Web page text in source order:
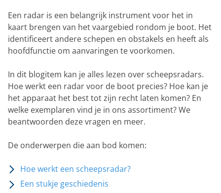
Een radar is een belangrijk instrument voor het in
kaart brengen van het vaargebied rondom je boot. Het
identificeert andere schepen en obstakels en heeft als
hoofdfunctie om aanvaringen te voorkomen.
In dit blogitem kan je alles lezen over scheepsradars.
Hoe werkt een radar voor de boot precies? Hoe kan je
het apparaat het best tot zijn recht laten komen? En
welke exemplaren vind je in ons assortiment? We
beantwoorden deze vragen en meer.
De onderwerpen die aan bod komen:
Hoe werkt een scheepsradar?
Een stukje geschiedenis